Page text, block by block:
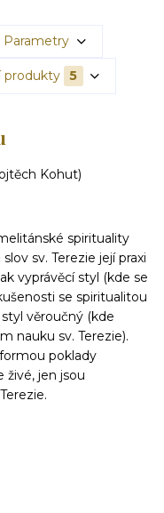
Parametry
produkty 5
Kohut)
spirituality
sv. Terezie její praxi
vyprávěcí styl (kde se
se spiritualitou
věroučný (kde
nauku sv. Terezie).
poklady
živé, jen jsou